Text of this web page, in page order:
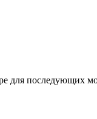
для последующих